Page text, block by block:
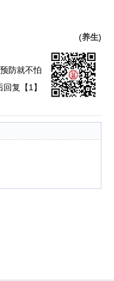
(养生)
防就不怕
复【1】